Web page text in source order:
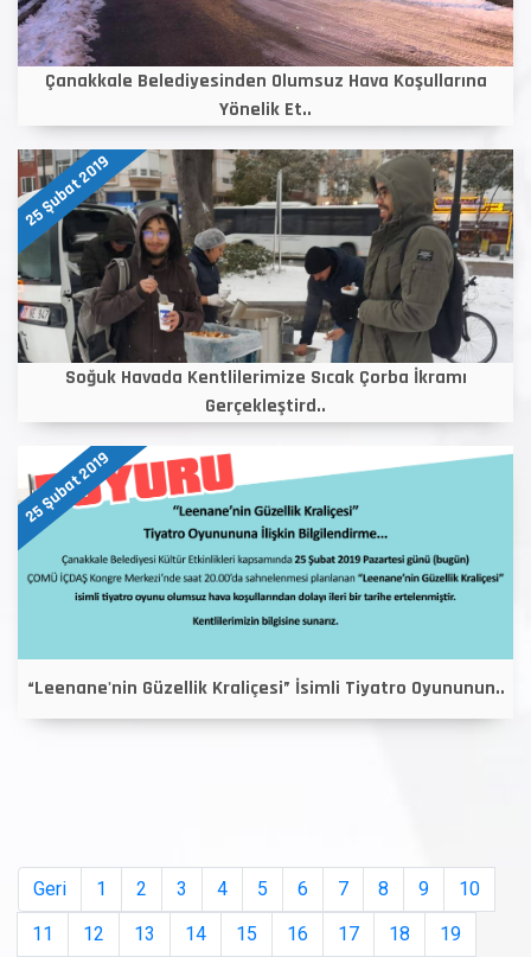
Çanakkale Belediyesinden Olumsuz Hava Koşullarına
Yönelik Et..
25 Şubat 2019
Soğuk Havada Kentlilerimize Sıcak Çorba İkramı
Gerçekleştird..
25 Şubat 2019
“Leenane'nin Güzellik Kraliçesi” İsimli Tiyatro Oyununun..
Geri 1 2 3 4 5 6 7 8 9
10
11
12 13 14 15 16 17 18
19